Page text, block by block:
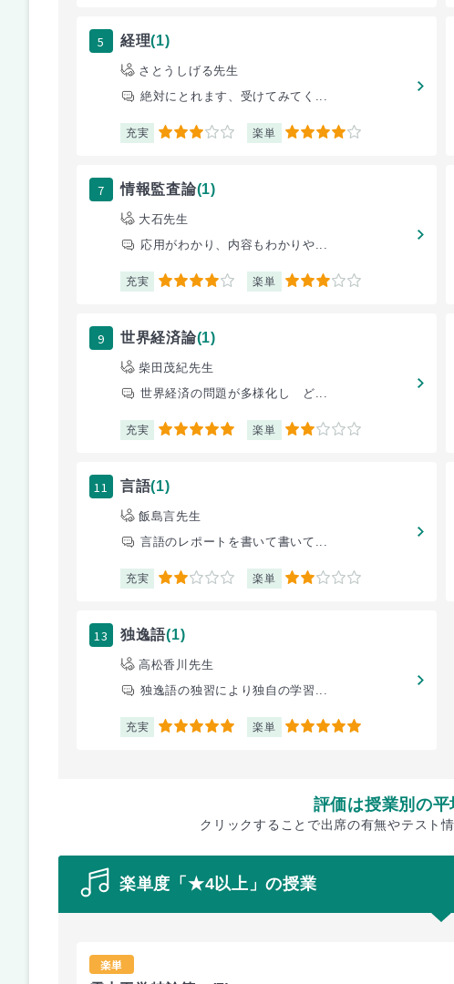
5 経理(1)
さとうしげる先生
絶対にとれます、受けてみてく...
充実 3 楽単 4
7 情報監査論(1)
大石先生
応用がわかり、内容もわかりや...
充実 4 楽単 3
9 世界経済論(1)
柴田茂紀先生
世界経済の問題が多様化し ど...
充実 5 楽単 2
11 言語(1)
飯島言先生
言語のレポートを書いて書いて...
充実 2 楽単 2
13 独逸語(1)
高松香川先生
独逸語の独習により独自の学習...
充実 5 楽単 5
評価は授業別の平
クリックすることで出席の有無やテスト
楽単度「★4以上」の授業
楽単